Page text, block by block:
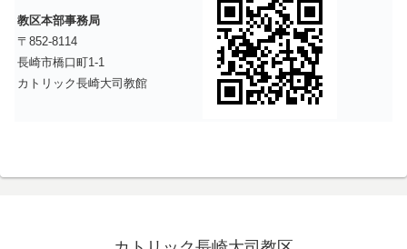
教区本部事務局
〒852-8114
長崎市橋口町1-1
カトリック長崎大司教館